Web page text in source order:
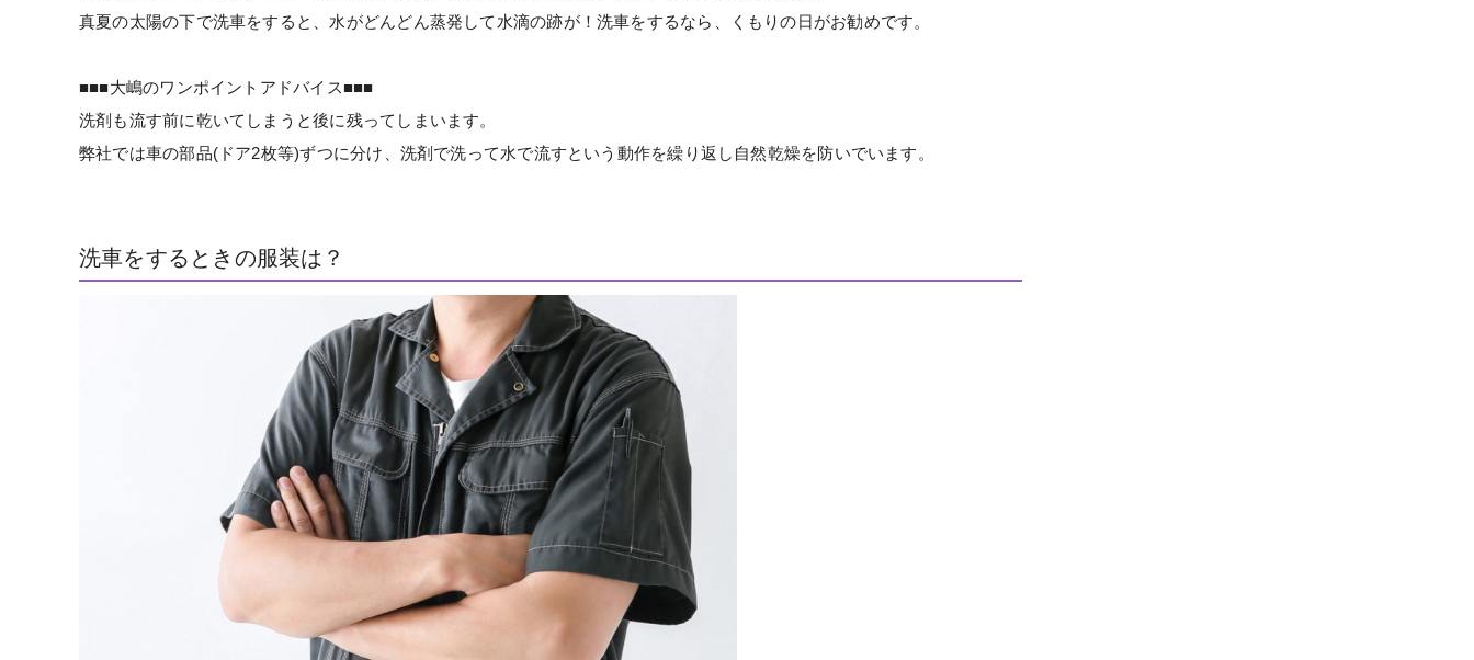
真夏の太陽の下で洗車をすると、水がどんどん蒸発して水滴の跡が！洗車をするなら、くもりの日がお勧めです。
■■■大嶋のワンポイントアドバイス■■■
洗剤も流す前に乾いてしまうと後に残ってしまいます。
弊社では車の部品(ドア2枚等)ずつに分け、洗剤で洗って水で流すという動作を繰り返し自然乾燥を防いでいます。
洗車をするときの服装は？